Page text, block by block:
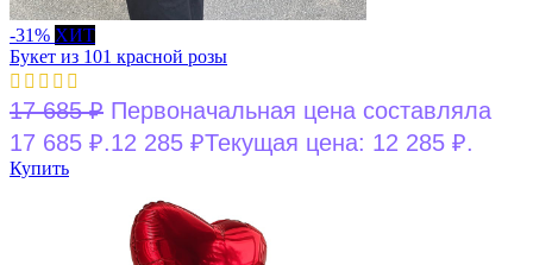
-31% ХИТ
Букет из 101 красной розы
17 685₽ Первоначальная цена составляла
17 685 ₽.12 285 ₽Текущая цена: 12 285 ₽.
Купить